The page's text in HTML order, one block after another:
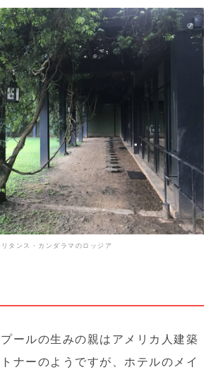
タンス・カンダラマのロッジア
ールの生みの親はアメリカ人建築
ナーのようですが、ホテルのメイ